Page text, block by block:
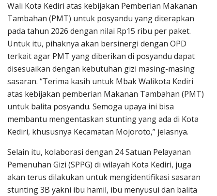
Wali Kota Kediri atas kebijakan Pemberian Makanan
Tambahan (PMT) untuk posyandu yang diterapkan
pada tahun 2026 dengan nilai Rp15 ribu per paket.
Untuk itu, pihaknya akan bersinergi dengan OPD
terkait agar PMT yang diberikan di posyandu dapat
disesuaikan dengan kebutuhan gizi masing-masing
sasaran. “Terima kasih untuk Mbak Walikota Kediri
atas kebijakan pemberian Makanan Tambahan (PMT)
untuk balita posyandu. Semoga upaya ini bisa
membantu mengentaskan stunting yang ada di Kota
Kediri, khususnya Kecamatan Mojoroto,” jelasnya.
Selain itu, kolaborasi dengan 24 Satuan Pelayanan
Pemenuhan Gizi (SPPG) di wilayah Kota Kediri, juga
akan terus dilakukan untuk mengidentifikasi sasaran
stunting 3B yakni ibu hamil, ibu menyusui dan balita